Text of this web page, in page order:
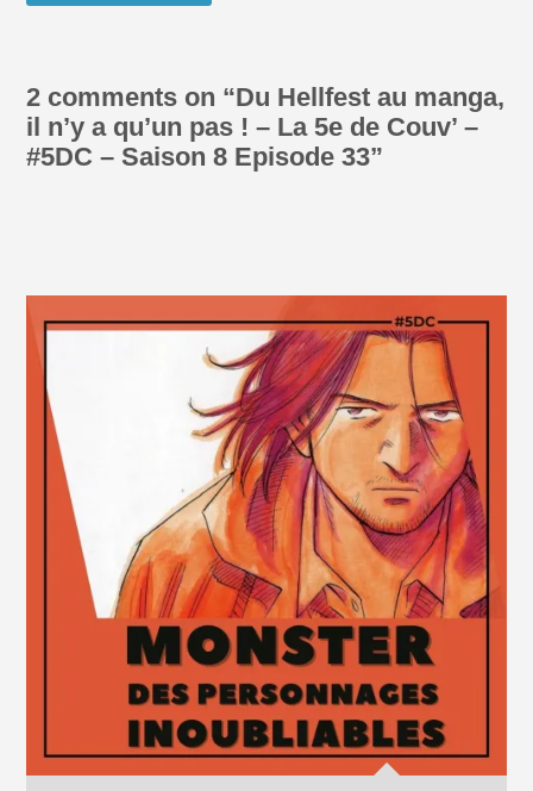
2 comments on “Du Hellfest au manga,
il n’y a qu’un pas ! – La 5e de Couv’ –
#5DC – Saison 8 Episode 33”